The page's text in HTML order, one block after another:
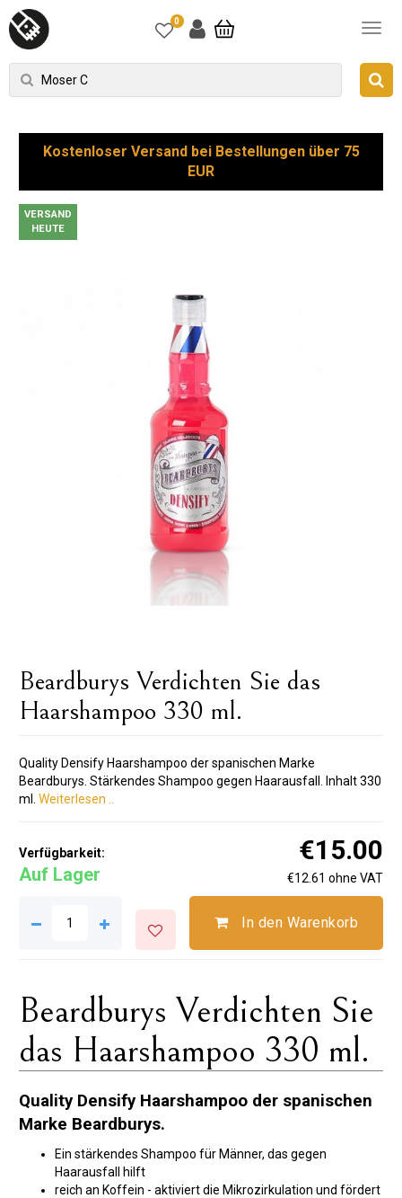
0
Kostenloser Versand bei Bestellungen über 75
EUR
VERSAND
HEUTE
Beardburys Verdichten Sie das
Haarshampoo 330 ml.
Quality Densify Haarshampoo der spanischen Marke
Beardburys. Stärkendes Shampoo gegen Haarausfall. Inhalt 330
ml. Weiterlesen ..
Verfügbarkeit:
Auf Lager
€15.00
€12.61 ohne VAT
In den Warenkorb
Beardburys Verdichten Sie
das Haarshampoo 330 ml.
Quality Densify Haarshampoo der spanischen
Marke Beardburys.
Ein stärkendes Shampoo für Männer, das gegen
Haarausfall hilft
reich an Koffein - aktiviert die Mikrozirkulation und fördert